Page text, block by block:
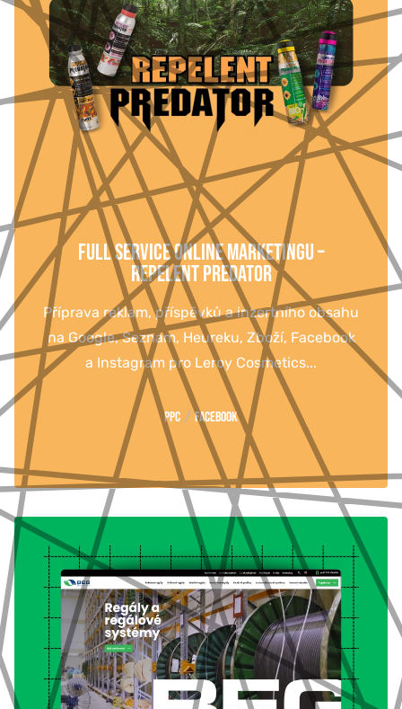
FULL SERVICE ONLINE MARKETINGU –
REPELENT PREDATOR
Příprava reklam, příspěvků a inzertního obsahu
na Google, Seznam, Heureku, Zboží, Facebook
a Instagram pro Leroy Cosmetics...
PPC / Facebook